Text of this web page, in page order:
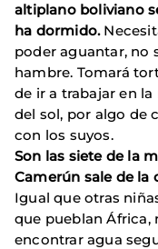
altiplano boliviano
ha dormido.
poder aguantar, no
hambre. Tomará
de ir a trabajar en
del sol, por algo de
con los suyos.
Son las siete de la
Camerún sale de la
Igual que otras
que pueblan África,
encontrar agua